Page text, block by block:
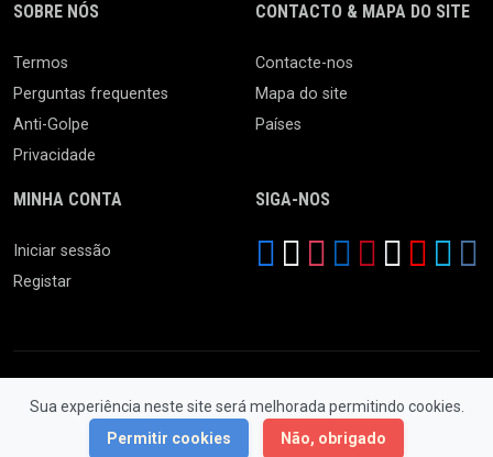
Sua experiência neste site será melhorada permitindo cookies.
Permitir cookies
Não, obrigado
SOBRE NÓS
Termos
Perguntas frequentes
Anti-Golpe
Privacidade
CONTACTO & MAPA DO SITE
Contacte-nos
Mapa do site
Países
MINHA CONTA
Iniciar sessão
Registar
SIGA-NOS
© 2026 Feira da Ladra. Todos os Direitos Reservados.